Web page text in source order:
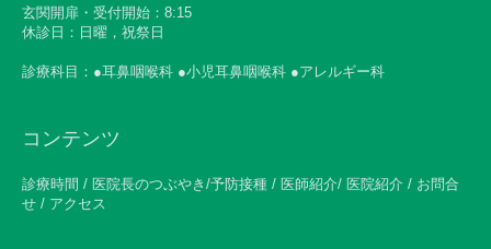
玄関開扉・受付開始：8:15
休診日：日曜，祝祭日
診療科目：●耳鼻咽喉科 ●小児耳鼻咽喉科 ●アレルギー科
コンテンツ
診療時間 / 医院長のつぶやき/予防接種 / 医師紹介/ 医院紹介 / お問合
せ / アクセス